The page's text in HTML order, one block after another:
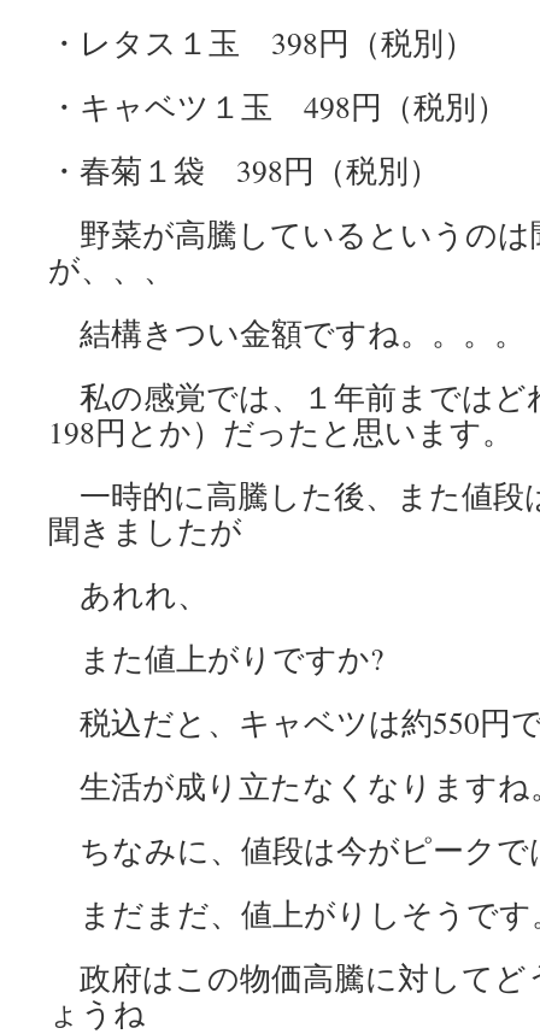
・レタス１玉 398円（税別）
・キャベツ１玉 498円（税別）
・春菊１袋 398円（税別）
野菜が高騰しているというの
が、、、
結構きつい金額ですね。。。。
私の感覚では、１年前まではど
198円とか）だったと思います。
一時的に高騰した後、また値段
聞きましたが
あれれ、
また値上がりですか?
税込だと、キャベツは約550円
生活が成り立たなくなりますね
ちなみに、値段は今がピーク
まだまだ、値上がりしそうです
政府はこの物価高騰に対してど
ょうね